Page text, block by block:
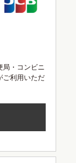
局・コンビニ
ご利用いただ